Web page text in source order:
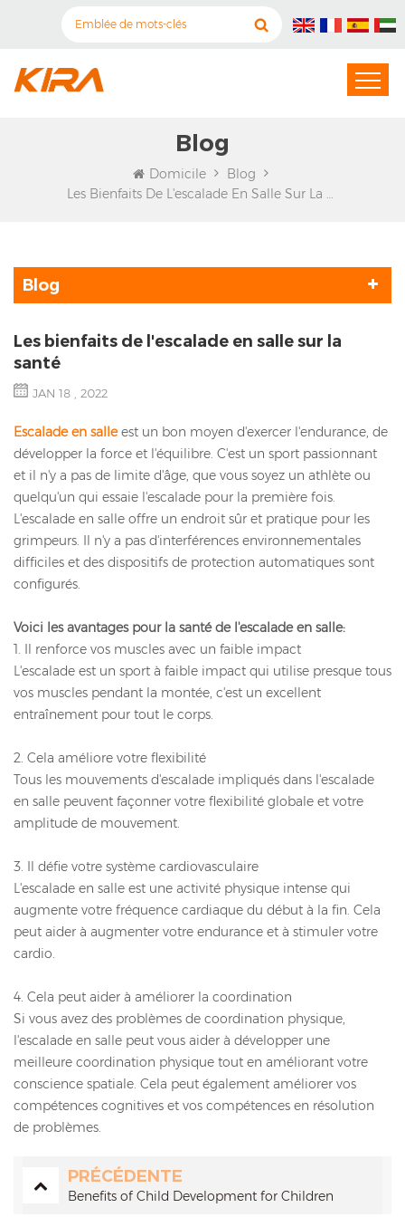
Blog
Domicile
Blog
Les Bienfaits De L'escalade En Salle Sur La Santé
Blog
Les bienfaits de l'escalade en salle sur la
santé
JAN 18 , 2022
Escalade en salleest un bon moyen d'exercer l'endurance, de
développer la force et l'équilibre. C'est un sport passionnant
et il n'y a pas de limite d'âge, que vous soyez un athlète ou
quelqu'un qui essaie l'escalade pour la première fois.
L'escalade en salle offre un endroit sûr et pratique pour les
grimpeurs. Il n'y a pas d'interférences environnementales
difficiles et des dispositifs de protection automatiques sont
configurés.
Voici les avantages pour la santé de l'escalade en salle:
1. Il renforce vos muscles avec un faible impact
L'escalade est un sport à faible impact qui utilise presque tous
vos muscles pendant la montée, c'est un excellent
entraînement pour tout le corps.
2. Cela améliore votre flexibilité
Tous les mouvements d'escalade impliqués dans l'escalade
en salle peuvent façonner votre flexibilité globale et votre
amplitude de mouvement.
3. Il défie votre système cardiovasculaire
L'escalade en salle est une activité physique intense qui
augmente votre fréquence cardiaque du début à la fin. Cela
peut aider à augmenter votre endurance et à stimuler votre
cardio.
4. Cela peut aider à améliorer la coordination
Si vous avez des problèmes de coordination physique,
l'escalade en salle peut vous aider à développer une
meilleure coordination physique tout en améliorant votre
conscience spatiale. Cela peut également améliorer vos
compétences cognitives et vos compétences en résolution
de problèmes.
PRÉCÉDENTE
Benefits of Child Development for Children